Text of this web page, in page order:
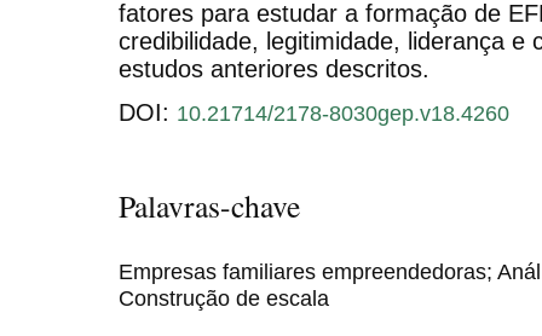
fatores para estudar a formação de
credibilidade, legitimidade, liderança e
estudos anteriores descritos.
DOI: 10.21714/2178-8030gep.v18.4260
Palavras-chave
Empresas familiares empreendedoras;
Construção de escala